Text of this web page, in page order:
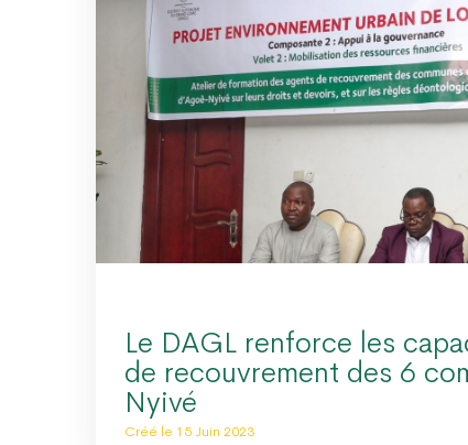
Le DAGL renforce les
de recouvrement des 6
Nyivé
Créé le 15 Juin 2023